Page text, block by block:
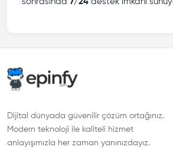
Dijital dünyada güvenilir çözüm ortağınız.
Modern teknoloji ile kaliteli hizmet
anlayışımızla her zaman yanınızdayız.